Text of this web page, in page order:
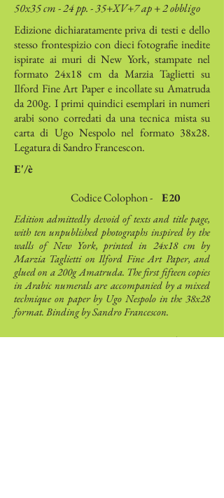
50x35 cm - 24 pp. - 35+XV+7 ap + 2 obbligo
Edizione dichiaratamente priva di testi e dello
stesso frontespizio con dieci fotografie inedite
ispirate ai muri di New York, stampate nel
formato 24x18 cm da Marzia Taglietti su
Ilford Fine Art Paper e incollate su Amatruda
da 200g. I primi quindici esemplari in numeri
arabi sono corredati da una tecnica mista su
carta di Ugo Nespolo nel formato 38x28.
Legatura di Sandro Francescon.
E'/è
Codice Colophon -
E20
Edition admittedly devoid of texts and title page,
with ten unpublished photographs inspired by the
walls of New York, printed in 24x18 cm by
Marzia Taglietti on Ilford Fine Art Paper, and
glued on a 200g Amatruda. The first fifteen copies
in Arabic numerals are accompanied by a mixed
technique on paper by Ugo Nespolo in the 38x28
format. Binding by Sandro Francescon.
Autori